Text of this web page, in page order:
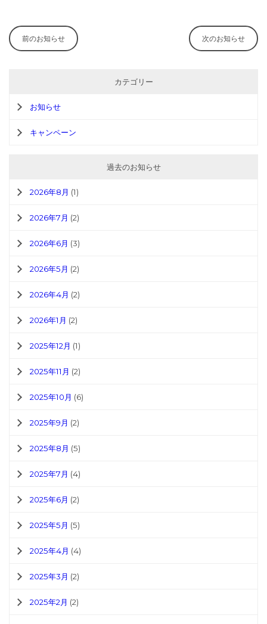
前のお知らせ 次のお知らせ
カテゴリー
お知らせ
キャンペーン
過去のお知らせ
2026年8月 (1)
2026年7月 (2)
2026年6月 (3)
2026年5月 (2)
2026年4月 (2)
2026年1月 (2)
2025年12月 (1)
2025年11月 (2)
2025年10月 (6)
2025年9月 (2)
2025年8月 (5)
2025年7月 (4)
2025年6月 (2)
2025年5月 (5)
2025年4月 (4)
2025年3月 (2)
2025年2月 (2)